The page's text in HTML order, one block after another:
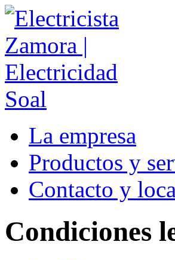
La empresa
Productos y
Contacto y
Condiciones